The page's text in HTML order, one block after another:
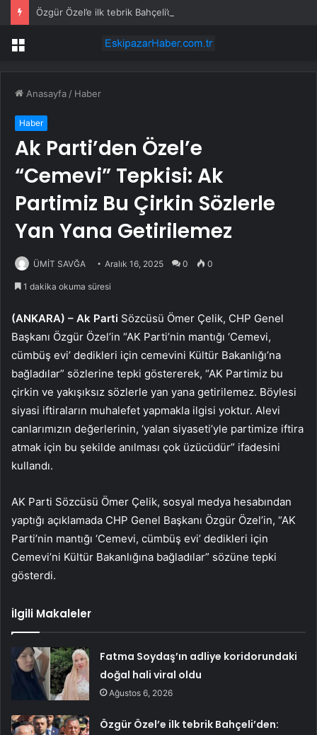
Özgür Özel’e ilk tebrik Bahçeli’den: Keşke ayrılık olmasaydı
Menü
Anasayfa / Haber
Haber
Ak Parti’den Özel’e
“Cemevi” Tepkisi: Ak
Partimiz Bu Çirkin Sözlerle
Yan Yana Getirilemez
ÜMİT SAVĞA Aralık 16, 2025 0 0
1 dakika okuma süresi
(ANKARA) – Ak Parti Sözcüsü Ömer Çelik, CHP Genel
Başkanı Özgür Özel’in “AK Parti’nin mantığı ‘Cemevi,
cümbüş evi’ dedikleri için cemevini Kültür Bakanlığı’na
bağladılar” sözlerine tepki göstererek, “AK Partimiz bu
çirkin ve yakışıksız sözlerle yan yana getirilemez. Böylesi
siyasi iftiraların muhalefet yapmakla ilgisi yoktur. Alevi
canlarımızın değerlerinin, ‘yalan siyaseti’yle partimize iftira
atmak için bu şekilde anılması çok üzücüdür” ifadesini
kullandı.
AK Parti Sözcüsü Ömer Çelik, sosyal medya hesabından
yaptığı açıklamada CHP Genel Başkanı Özgür Özel’in, “AK
Parti’nin mantığı ‘Cemevi, cümbüş evi’ dedikleri için
Cemevi’ni Kültür Bakanlığına bağladılar” sözüne tepki
gösterdi.
İlgili Makaleler
Fatma Soydaş’ın adliye koridorundaki
doğal hali viral oldu
Ağustos 6, 2026
Özgür Özel’e ilk tebrik Bahçeli’den: